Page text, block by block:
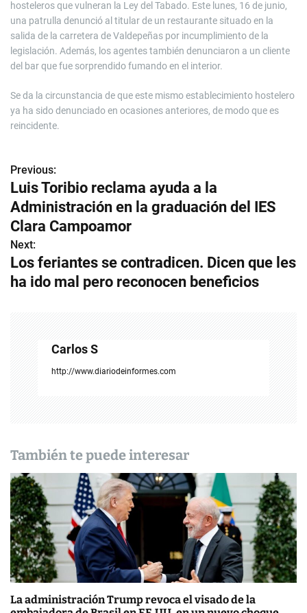
hosteleros que vulneran la Ley del Tabado. Este lunes, 16 de junio,
una patrulla denunció al titular de un restaurante situado en la
salida de la carretera de Valdepeñas por incumplimiento de la
legislación. Además, los agentes también denunciaron a un cliente
del bar que fue sorprendido fumando en el interior.
Se da la circunstancia de que este mismo establecimiento hostelero
ya ha sido denunciado en ocasiones anteriores, de modo que es
reincidente.
N
a
v
e
g
e
e
n
t
r
a
Previous:
Luis Toribio reclama ayuda a la
Administración en la graduación del IES
Clara Campoamor
Next:
Los feriantes se contradicen. Dicen que les
ha ido mal pero reconocen beneficios
Carlos S
http://www.diariodeinformes.com
También te puede interesar
La administración Trump revoca el visado de la